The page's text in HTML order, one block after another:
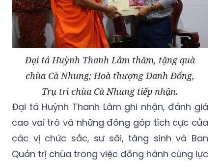
Đại tá Huỳnh Thanh Lâm thăm, tặng quà
chùa Cà Nhung; Hoà thượng Danh Đổng,
Trụ trì chùa Cà Nhung tiếp nhận.
Đại tá Huỳnh Thanh Lâm ghi nhận, đánh giá
cao vai trò và những đóng góp tích cực của
các vị chức sắc, sư sãi, tăng sinh và Ban
Quản trị chùa trong việc đồng hành cùng lực